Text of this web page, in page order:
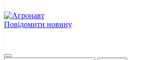
Повідомити новину